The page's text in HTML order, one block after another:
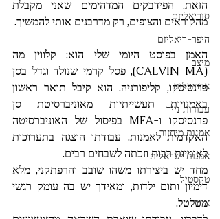
סוריאליזם
היפר-ריאליזם
מיצב
אדריכלות
עבודות נייר
אמנות מיחזור
אמנות ישראלית
טקסטיל
איור
מהקוראים והצופים, רק מדרבנים אותי להמשיך.
לאומיות רבות וזכתה לשבחים רבים.
מטלטל.